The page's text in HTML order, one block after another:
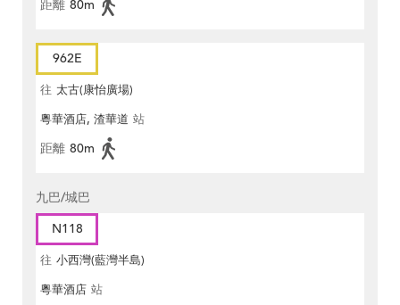
距離 80m
962E
往 太古(康怡廣場)
粵華酒店, 渣華道 站
距離 80m
九巴/城巴
N118
往 小西灣(藍灣半島)
粵華酒店 站